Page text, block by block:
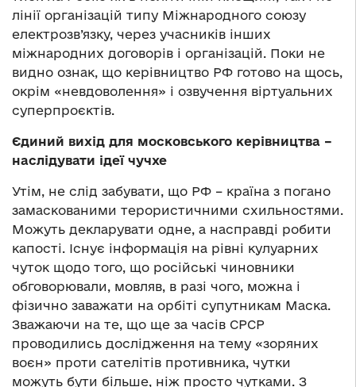
лінії організацій типу Міжнародного союзу
електрозв’язку, через учасників інших
міжнародних договорів і організацій. Поки не
видно ознак, що керівництво РФ готово на щось,
окрім «невдоволення» і озвучення віртуальних
суперпроєктів.
Єдиний вихід для московського керівництва –
наслідувати ідеї чучхе
Утім, не слід забувати, що РФ – країна з погано
замаскованими терористичними схильностями.
Можуть декларувати одне, а насправді робити
капості. Існує інформація на рівні кулуарних
чуток щодо того, що російські чиновники
обговорювали, мовляв, в разі чого, можна і
фізично заважати на орбіті супутникам Маска.
Зважаючи на те, що ще за часів СРСР
проводились дослідження на тему «зоряних
воєн» проти сателітів противника, чутки
можуть бути більше, ніж просто чутками. З